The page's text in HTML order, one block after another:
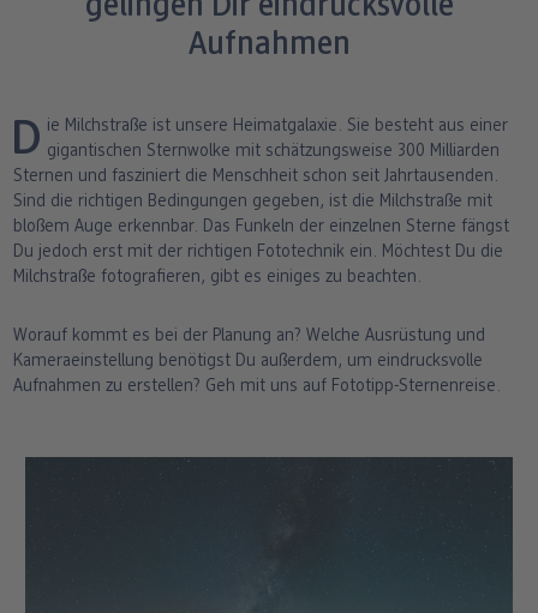
Art Prints
Fotomagnete
Fotosticker
Fotoaufsteller mit Standfuß
Analog Services
Poster
hexxas
Poster mit Rahmen
Mehrteilige Bilder
Große Fotos
Handyhüllen
Schule & Büro
Baby & Kind
Für unterwegs
Art Prints
Einschulung
Karte konfigurieren
Klappkarten
Foto- & Postkarten
Einzelkarten im Direktversand
Fotoleinwand
Markt
gelingen Dir eindrucksvolle
Aufnahmen
Die Milchstraße ist unsere Heimatgalaxie. Sie besteht aus einer gigantischen Sternwolke mit schätzungsweise 300 Milliarden
Sternen und fasziniert die Menschheit schon seit Jahrtausenden.
Sind die richtigen Bedingungen gegeben, ist die Milchstraße mit
bloßem Auge erkennbar. Das Funkeln der einzelnen Sterne fängst
Du jedoch erst mit der richtigen Fototechnik ein. Möchtest Du die
Milchstraße fotografieren, gibt es einiges zu beachten.
Worauf kommt es bei der Planung an? Welche Ausrüstung und
Kameraeinstellung benötigst Du außerdem, um eindrucksvolle
Aufnahmen zu erstellen? Geh mit uns auf Fototipp-Sternenreise.